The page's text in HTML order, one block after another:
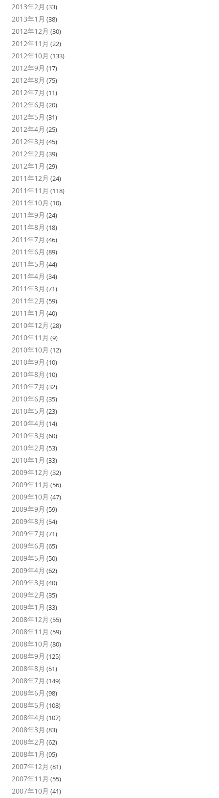
2013年2月 (33)
2013年1月 (38)
2012年12月 (30)
2012年11月 (22)
2012年10月 (133)
2012年9月 (17)
2012年8月 (75)
2012年7月 (11)
2012年6月 (20)
2012年5月 (31)
2012年4月 (25)
2012年3月 (45)
2012年2月 (39)
2012年1月 (29)
2011年12月 (24)
2011年11月 (118)
2011年10月 (10)
2011年9月 (24)
2011年8月 (18)
2011年7月 (46)
2011年6月 (89)
2011年5月 (44)
2011年4月 (34)
2011年3月 (71)
2011年2月 (59)
2011年1月 (40)
2010年12月 (28)
2010年11月 (9)
2010年10月 (12)
2010年9月 (10)
2010年8月 (10)
2010年7月 (32)
2010年6月 (35)
2010年5月 (23)
2010年4月 (14)
2010年3月 (60)
2010年2月 (53)
2010年1月 (33)
2009年12月 (32)
2009年11月 (56)
2009年10月 (47)
2009年9月 (59)
2009年8月 (54)
2009年7月 (71)
2009年6月 (65)
2009年5月 (50)
2009年4月 (62)
2009年3月 (40)
2009年2月 (35)
2009年1月 (33)
2008年12月 (55)
2008年11月 (59)
2008年10月 (80)
2008年9月 (125)
2008年8月 (51)
2008年7月 (149)
2008年6月 (98)
2008年5月 (108)
2008年4月 (107)
2008年3月 (83)
2008年2月 (62)
2008年1月 (95)
2007年12月 (81)
2007年11月 (55)
2007年10月 (41)